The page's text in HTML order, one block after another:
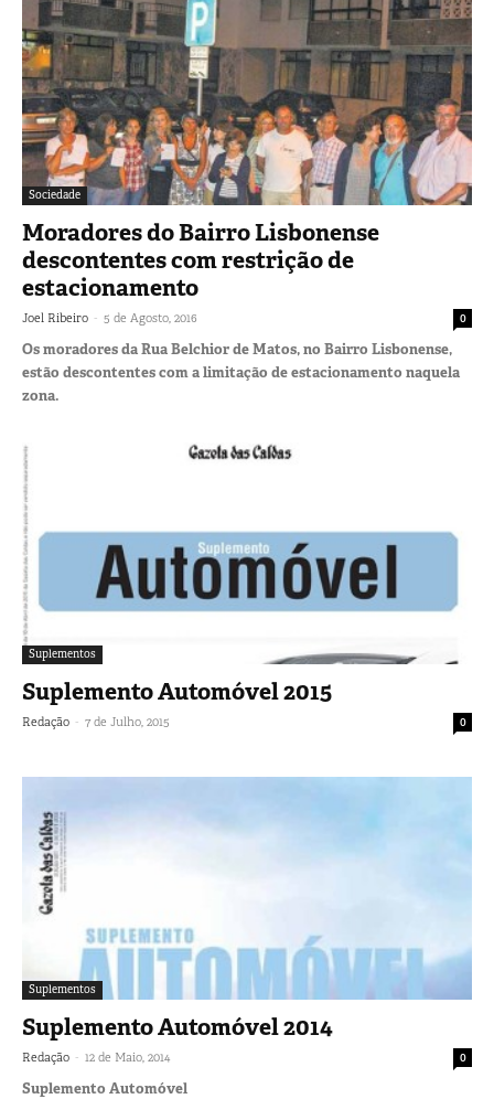
Sociedade
Moradores do Bairro Lisbonense
descontentes com restrição de
estacionamento
Joel Ribeiro - 5 de Agosto, 2016 0
Os moradores da Rua Belchior de Matos, no Bairro Lisbonense,
estão descontentes com a limitação de estacionamento naquela
zona.
Suplementos
Suplemento Automóvel 2015
Redação - 7 de Julho, 2015 0
Suplementos
Suplemento Automóvel 2014
Redação - 12 de Maio, 2014 0
Suplemento Automóvel